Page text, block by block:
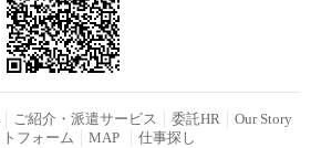
ご紹介・派遣サービス 委託HR
Our Story
フォーム
MAP 仕事探し